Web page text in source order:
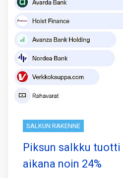
SALKUN RAKENNE
Piksun salkku tuotti
aikana noin 24%